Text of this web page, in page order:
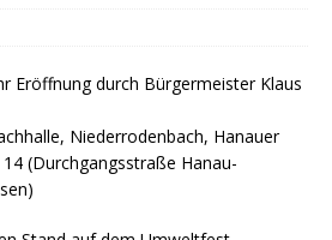
Eröffnung durch Bürgermeister Klaus
Niederrodenbach, Hanauer
(Durchgangsstraße Hanau-